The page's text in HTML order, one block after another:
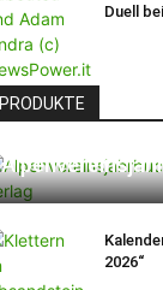
Duell
PRODUKTE
2026“